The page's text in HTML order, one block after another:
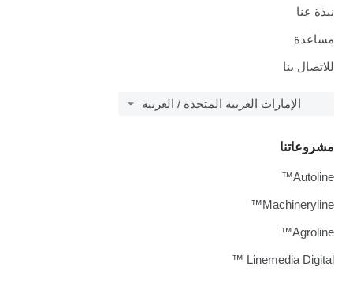
نبذة عنا
مساعدة
للاتصال بنا
الإمارات العربية المتحدة / العربية
مشروعاتنا
Autoline™
Machineryline™
Agroline™
Linemedia Digital ™